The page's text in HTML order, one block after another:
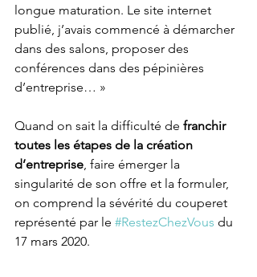
longue maturation. Le site internet
publié, j’avais commencé à démarcher
dans des salons, proposer des
conférences dans des pépinières
d’entreprise… »
Quand on sait la difficulté de franchir
toutes les étapes de la création
d’entreprise, faire émerger la
singularité de son offre et la formuler,
on comprend la sévérité du couperet
représenté par le #RestezChezVous du
17 mars 2020.